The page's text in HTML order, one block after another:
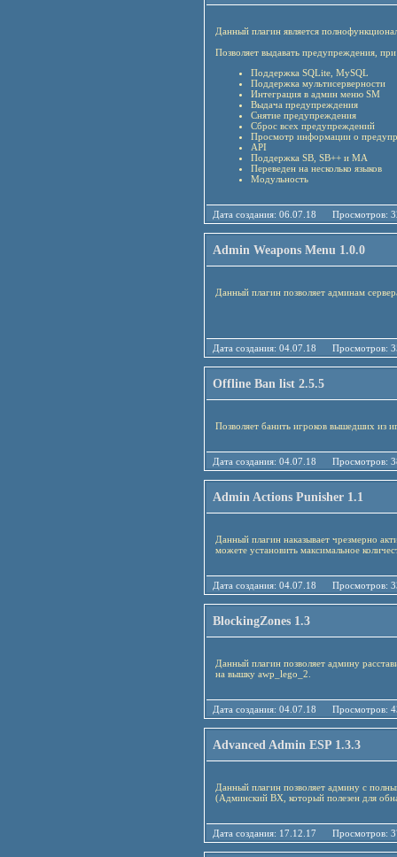
Данный плагин является
Позволяет выдавать предупреждения,
Поддержка SQLite, MySQL
Поддержка мультисерверности
Интеграция в админ меню SM
Выдача предупреждения
Снятие предупреждения
Сброс всех предупреждений
Просмотр информации о
API
Поддержка SB, SB++ и MA
Переведен на несколько языков
Модульность
Дата создания: 06.07.18
Admin Weapons Menu 1.0.0
Данный плагин позволяет админам
Дата создания: 04.07.18
Offline Ban list 2.5.5
Позволяет банить игроков вышедших из
Дата создания: 04.07.18
Admin Actions Punisher 1.1
Данный плагин наказывает чрезмерно
можете установить максимальное
Дата создания: 04.07.18
BlockingZones 1.3
Данный плагин позволяет админу
на вышку awp_lego_2.
Дата создания: 04.07.18
Advanced Admin ESP 1.3.3
Данный плагин позволяет админу с
(Админский ВХ, который полезен для
Дата создания: 17.12.17